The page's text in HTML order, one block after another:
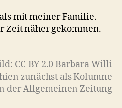
mit meiner Familie.
Zeit näher gekommen.
CC-BY 2.0Barbara Willi
zunächst als Kolumne
der Allgemeinen Zeitung